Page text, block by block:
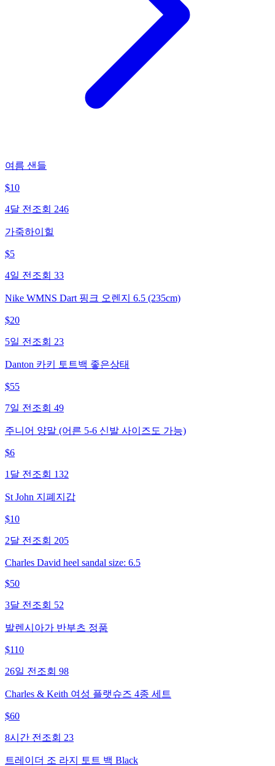
여름 샌들
$10
4달 전 조회 246
가죽하이힐
$5
4일 전 조회 33
Nike WMNS Dart 핑크 오렌지 6.5 (235cm)
$20
5일 전 조회 23
Danton 카키 토트백 좋은상태
$55
7일 전 조회 49
주니어 양말 (어른 5-6 신발 사이즈도 가능)
$6
1달 전 조회 132
St John 지폐지갑
$10
2달 전 조회 205
Charles David heel sandal size: 6.5
$50
3달 전 조회 52
발렌시아가 반부츠 정품
$110
26일 전 조회 98
Charles & Keith 여성 플랫슈즈 4종 세트
$60
8시간 전 조회 23
트레이더 조 라지 토트 백 Black